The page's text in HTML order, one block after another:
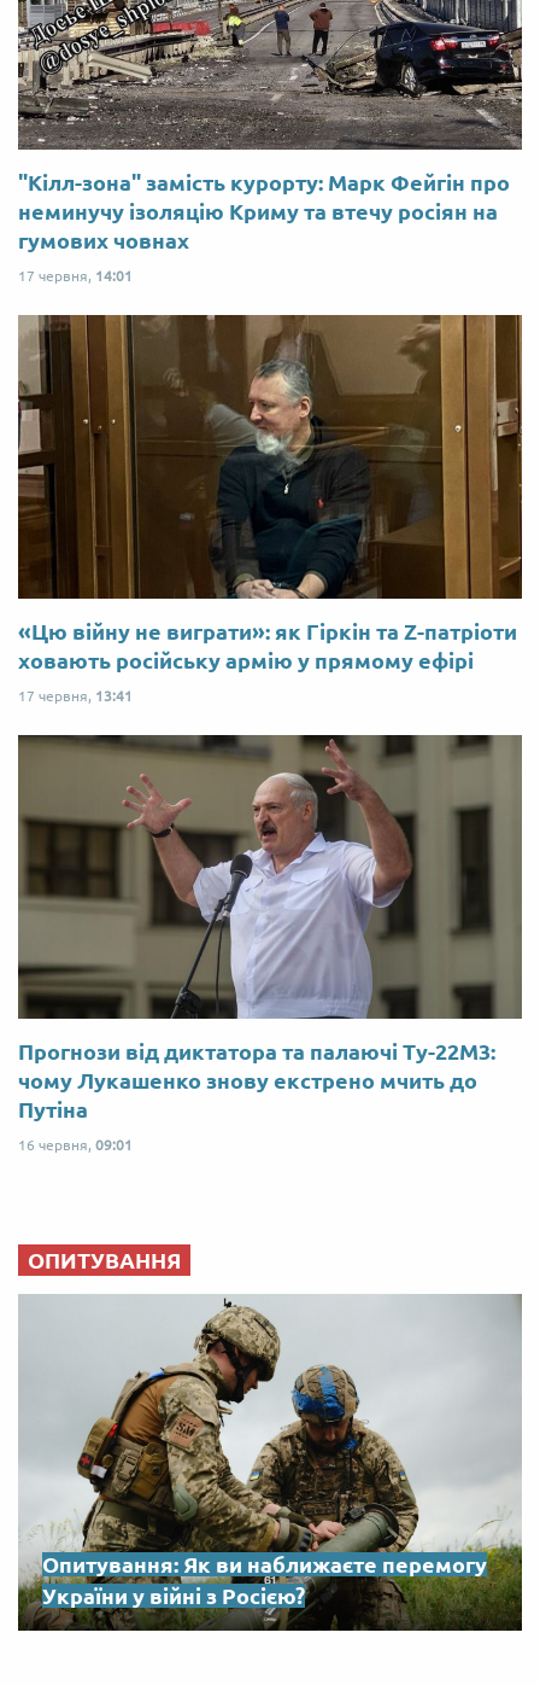
"Кілл-зона" замість курорту: Марк Фейгін про
неминучу ізоляцію Криму та втечу росіян на
гумових човнах
17 червня, 14:01
«Цю війну не виграти»: як Гіркін та Z-патріоти
ховають російську армію у прямому ефірі
17 червня, 13:41
Прогнози від диктатора та палаючі Ту-22М3:
чому Лукашенко знову екстрено мчить до
Путіна
16 червня, 09:01
ОПИТУВАННЯ
Опитування: Як ви наближаєте перемогу
України у війні з Росією?